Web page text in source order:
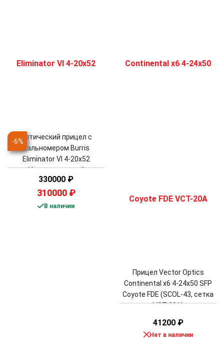
-6%
Оптический прицел с
дальномером Burris
Eliminator VI 4-20x52
(баллистический
калькулятор)
330000 ₽
310000 ₽
В наличии
Прицел Vector Optics
Continental x6 4-24x50 SFP
Coyote FDE (SCOL-43, сетка
VCT-20A)
41200 ₽
Нет в наличии